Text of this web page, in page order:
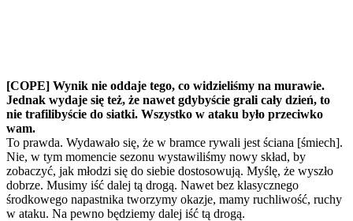
[COPE] Wynik nie oddaje tego, co widzieliśmy na murawie.
Jednak wydaje się też, że nawet gdybyście grali cały dzień, to
nie trafilibyście do siatki. Wszystko w ataku było przeciwko
wam.
To prawda. Wydawało się, że w bramce rywali jest ściana [śmiech].
Nie, w tym momencie sezonu wystawiliśmy nowy skład, by
zobaczyć, jak młodzi się do siebie dostosowują. Myślę, że wyszło
dobrze. Musimy iść dalej tą drogą. Nawet bez klasycznego
środkowego napastnika tworzymy okazje, mamy ruchliwość, ruchy
w ataku. Na pewno będziemy dalej iść tą drogą.